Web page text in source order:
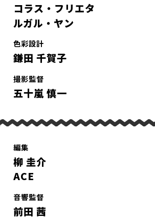
コラス・フリエタ
ルガル・ヤン
色彩設計
鎌田 千賀子
撮影監督
五十嵐 慎一
編集
柳 圭介
ACE
音響監督
前田 茜